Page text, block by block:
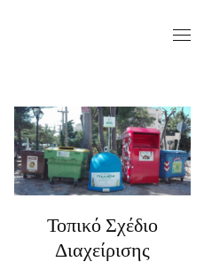
Τοπικό Σχέδιο
Διαχείρισης